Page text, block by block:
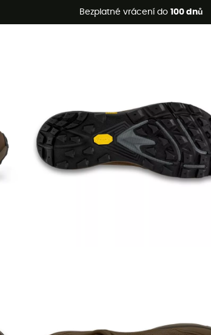
Bezplatné vrácení do 100 dnů
Letní akce 🔥 -5 % EXTRA při nákupu 2 produktů* s